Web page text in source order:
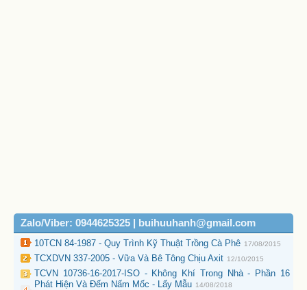
Zalo/Viber: 0944625325 | buihuuhanh@gmail.com
10TCN 84-1987 - Quy Trình Kỹ Thuật Trồng Cà Phê 17/08/2015
TCXDVN 337-2005 - Vữa Và Bê Tông Chịu Axit 12/10/2015
TCVN 10736-16-2017-ISO - Không Khí Trong Nhà - Phần 16
Phát Hiện Và Đếm Nấm Mốc - Lấy Mẫu 14/08/2018